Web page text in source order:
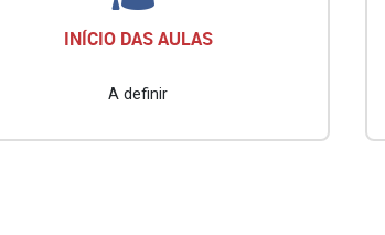
INÍCIO DAS AULAS
A definir